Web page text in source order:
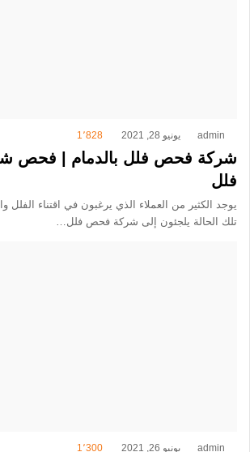
admin يونيو 28, 2021 1٬828
شركة فحص فلل بالدمام | فحص
فلل
يوجد الكثير من العملاء الذي يرغبون في اقتناء الفلل
تلك الحالة يلجئون إلى شركة فحص فلل…
admin يونيو 26, 2021 1٬300